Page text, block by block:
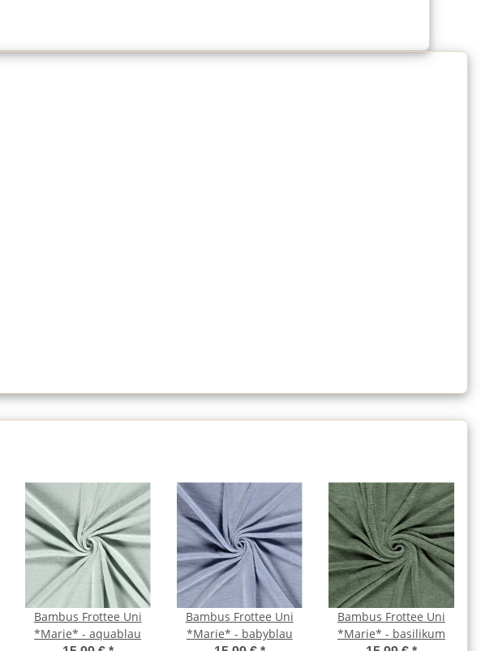
Bambus Frottee Uni
*Marie* - aquablau
Bambus Frottee Uni
*Marie* - babyblau
Bambus Frottee Uni
*Marie* - basilikum